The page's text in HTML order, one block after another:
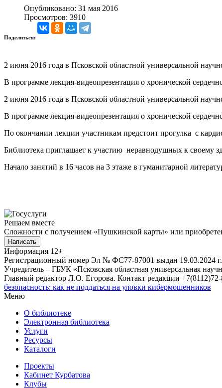
Опубликовано: 31 мая 2016
Просмотров: 3910
Поделиться:
2 июня 2016 года в Псковской областной универсальной
В программе лекция-видеопрезентация о хронической
2 июня 2016 года в Псковской областной универсальной
В программе лекция-видеопрезентация о хронической
По окончании лекции участникам предстоит прогулка с
Библиотека приглашает к участию неравнодушных к своему
Начало занятий в 16 часов на 3 этаже в гуманитарной
Решаем вместе
Сложности с получением «Пушкинской карты» или
Написать
Информация 12+
Регистрационный номер Эл № ФС77-87001 выдан 19.03.2024
Учредитель – ГБУК «Псковская областная универсальная
Главный редактор Л.О. Егорова. Контакт редакции
безопасность: как не поддаться на уловки кибермошенников
Меню
О библиотеке
Электронная библиотека
Услуги
Ресурсы
Каталоги
Проекты
Кабинет Курбатова
Клубы